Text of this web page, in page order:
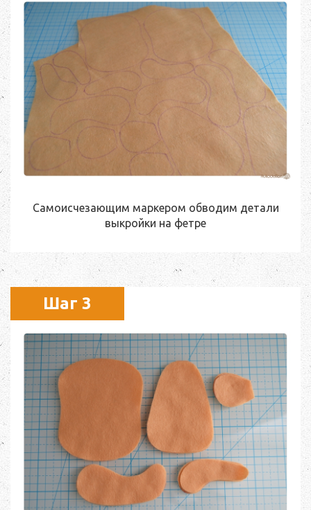
Самоисчезающим маркером обводим детали
выкройки на фетре
Шаг 3